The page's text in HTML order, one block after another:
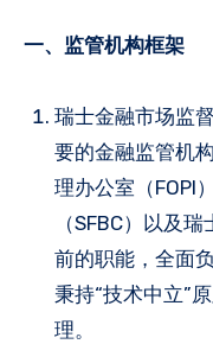
一、监管机构框架
瑞士金融市场监
要的金融监管机
理办公室（FOPI
（SFBC）以及
前的职能，全面
秉持“技术中立”
理。